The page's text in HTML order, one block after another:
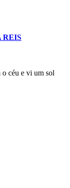
REIS
céu e vi um sol